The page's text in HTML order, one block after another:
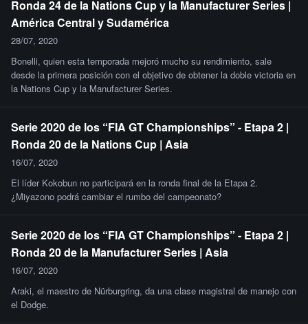
Ronda 24 de la Nations Cup y la Manufacturer Series |
América Central y Sudamérica
28/07, 2020
Bonelli, quien esta temporada mejoró mucho su rendimiento, sale
desde la primera posición con el objetivo de obtener la doble victoria en
la Nations Cup y la Manufacturer Series.
Serie 2020 de los “FIA GT Championships” - Etapa 2 |
Ronda 20 de la Nations Cup | Asia
16/07, 2020
El líder Kokobun no participará en la ronda final de la Etapa 2.
¿Miyazono podrá cambiar el rumbo del campeonato?
Serie 2020 de los “FIA GT Championships” - Etapa 2 |
Ronda 20 de la Manufacturer Series | Asia
16/07, 2020
Araki, el maestro de Nürburgring, da una clase magistral de manejo con
el Dodge.